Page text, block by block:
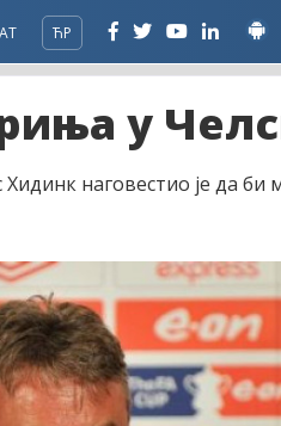
ЋР
у
наговестио је да би